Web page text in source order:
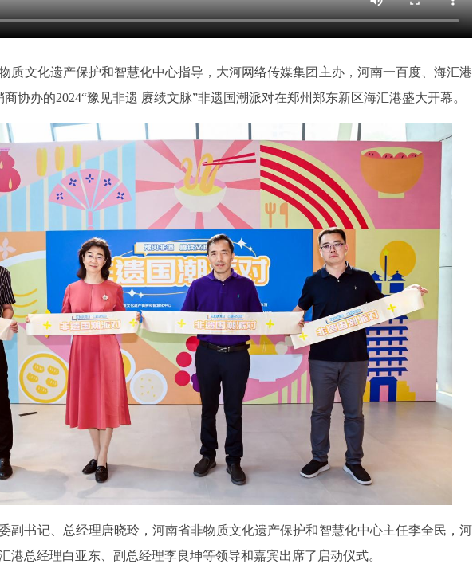
质文化遗产保护和智慧化中心指导，大河网络传媒集团主办，河南一百度、海汇港
协办的2024“豫见非遗 赓续文脉”非遗国潮派对在郑州郑东新区海汇港盛大开幕。
副书记、总经理唐晓玲，河南省非物质文化遗产保护和智慧化中心主任李全民，河
港总经理白亚东、副总经理李良坤等领导和嘉宾出席了启动仪式。